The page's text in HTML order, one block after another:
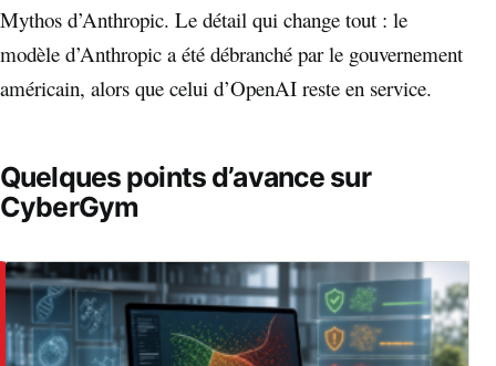
Mythos d’Anthropic. Le détail qui change tout : le
modèle d’Anthropic a été débranché par le gouvernement
américain, alors que celui d’OpenAI reste en service.
Quelques points d’avance sur
CyberGym